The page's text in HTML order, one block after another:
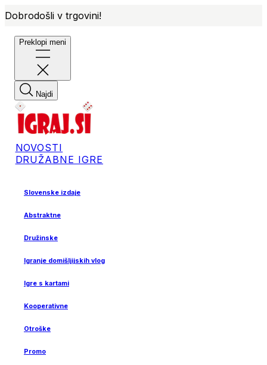
Dobrodošli v trgovini!
Preklopi meni
Najdi
NOVOSTI
DRUŽABNE IGRE
Slovenske izdaje
Abstraktne
Družinske
Igranje domišljijskih vlog
Igre s kartami
Kooperativne
Otroške
Promo